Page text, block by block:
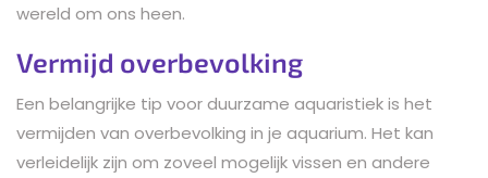
wereld om ons heen.
Vermijd overbevolking
Een belangrijke tip voor duurzame aquaristiek is het
vermijden van overbevolking in je aquarium. Het kan
verleidelijk zijn om zoveel mogelijk vissen en andere